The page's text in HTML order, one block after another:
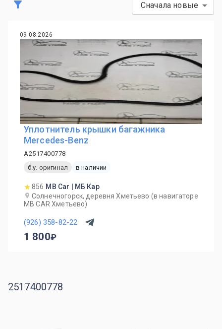
Сначала новые
09.08.2026
Уплотнитель крышки багажника
Mercedes-Benz
A2517400778
б.у. оригинал
в наличии
856 MB Car | МБ Кар
Солнечногорск, деревня Хметьево (в навигаторе
MB CAR Хметьево)
(926) 358-82-22
1 800
2517400778